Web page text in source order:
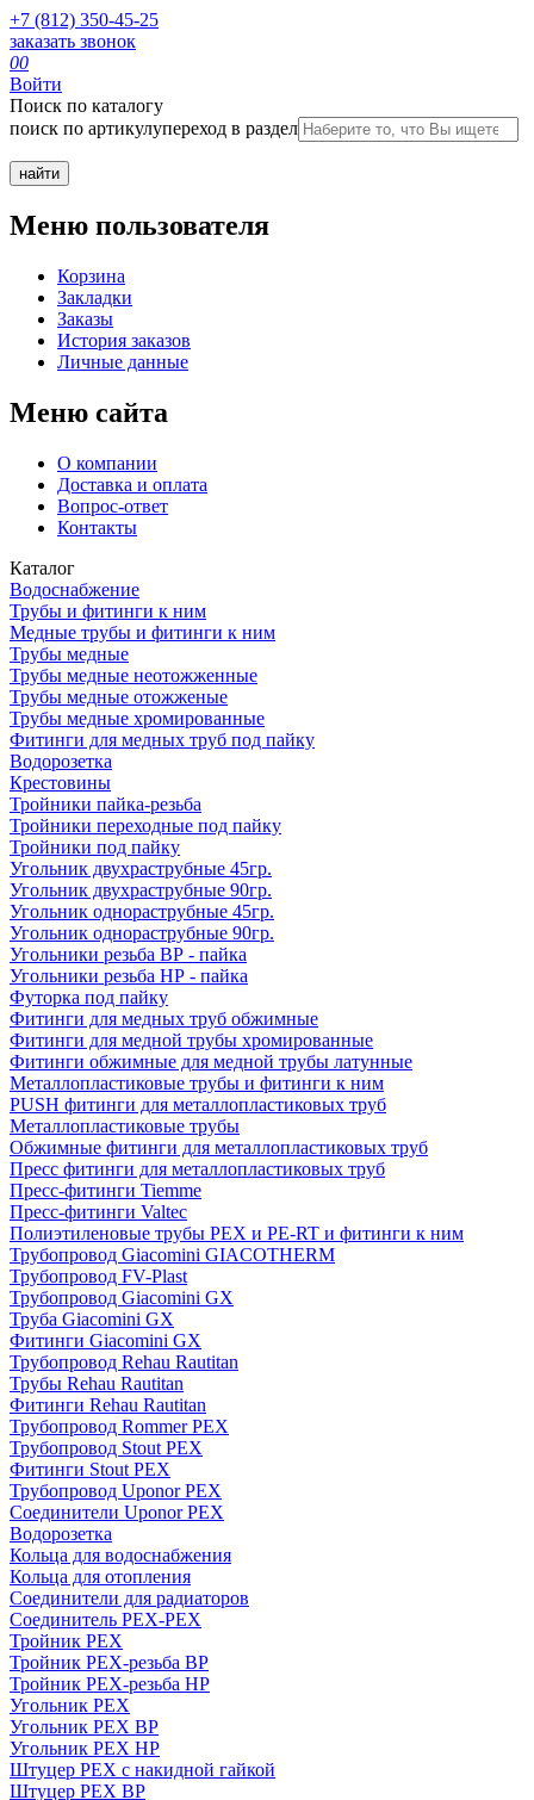
+7 (812) 350-45-25
заказать звонок
00
Войти
Поиск по каталогу
поиск по артикулупереход в раздел
Меню пользователя
Корзина
Закладки
Заказы
История заказов
Личные данные
Меню сайта
О компании
Доставка и оплата
Вопрос-ответ
Контакты
Каталог
Водоснабжение
Трубы и фитинги к ним
Медные трубы и фитинги к ним
Трубы медные
Трубы медные неотожженные
Трубы медные отожженые
Трубы медные хромированные
Фитинги для медных труб под пайку
Водорозетка
Крестовины
Тройники пайка-резьба
Тройники переходные под пайку
Тройники под пайку
Угольник двухраструбные 45гр.
Угольник двухраструбные 90гр.
Угольник однораструбные 45гр.
Угольник однораструбные 90гр.
Угольники резьба ВР - пайка
Угольники резьба НР - пайка
Футорка под пайку
Фитинги для медных труб обжимные
Фитинги для медной трубы хромированные
Фитинги обжимные для медной трубы латунные
Металлопластиковые трубы и фитинги к ним
PUSH фитинги для металлопластиковых труб
Металлопластиковые трубы
Обжимные фитинги для металлопластиковых труб
Пресс фитинги для металлопластиковых труб
Пресс-фитинги Tiemme
Пресс-фитинги Valtec
Полиэтиленовые трубы PEX и PE-RT и фитинги к ним
Трубопровод Giacomini GIACOTHERM
Трубопровод FV-Plast
Трубопровод Giacomini GX
Труба Giacomini GX
Фитинги Giacomini GX
Трубопровод Rehau Rautitan
Трубы Rehau Rautitan
Фитинги Rehau Rautitan
Трубопровод Rommer PEX
Трубопровод Stout PEX
Фитинги Stout PEX
Трубопровод Uponor PEX
Соединители Uponor PEX
Водорозетка
Кольца для водоснабжения
Кольца для отопления
Соединители для радиаторов
Соединитель PEX-PEX
Тройник PEX
Тройник PEX-резьба ВР
Тройник PEX-резьба НР
Угольник PEX
Угольник PEX ВР
Угольник PEX НР
Штуцер PEX c накидной гайкой
Штуцер PEX ВР